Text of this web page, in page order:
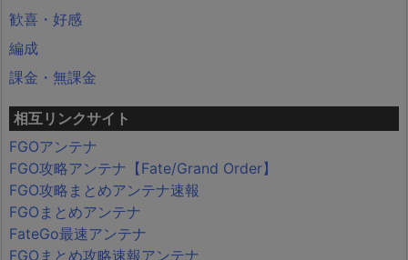
歓喜・好感
編成
課金・無課金
相互リンクサイト
FGOアンテナ
FGO攻略アンテナ【Fate/Grand Order】
FGO攻略まとめアンテナ速報
FGOまとめアンテナ
FateGo最速アンテナ
FGOまとめ攻略速報アンテナ